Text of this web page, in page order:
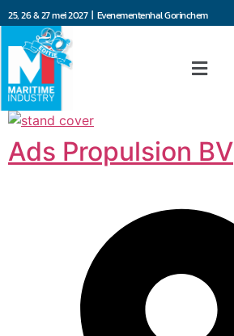
25, 26 & 27 mei 2027 | Evenementenhal Gorinchem
Ads Propulsion BV